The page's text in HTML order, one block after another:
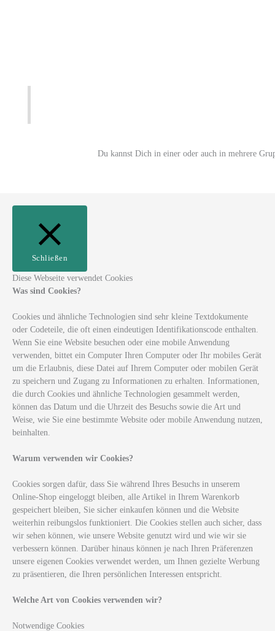
Du kannst Dich in einer oder auch in mehrere
Schließen
Diese Webseite verwendet Cookies
Was sind Cookies?
Cookies und ähnliche Technologien sind sehr kleine Textdokumente
oder Codeteile, die oft einen eindeutigen Identifikationscode enthalten.
Wenn Sie eine Website besuchen oder eine mobile Anwendung
verwenden, bittet ein Computer Ihren Computer oder Ihr mobiles Gerät
um die Erlaubnis, diese Datei auf Ihrem Computer oder mobilen Gerät
zu speichern und Zugang zu Informationen zu erhalten. Informationen,
die durch Cookies und ähnliche Technologien gesammelt werden,
können das Datum und die Uhrzeit des Besuchs sowie die Art und
Weise, wie Sie eine bestimmte Website oder mobile Anwendung nutzen,
beinhalten.
Warum verwenden wir Cookies?
Cookies sorgen dafür, dass Sie während Ihres Besuchs in unserem
Online-Shop eingeloggt bleiben, alle Artikel in Ihrem Warenkorb
gespeichert bleiben, Sie sicher einkaufen können und die Website
weiterhin reibungslos funktioniert. Die Cookies stellen auch sicher, dass
wir sehen können, wie unsere Website genutzt wird und wie wir sie
verbessern können. Darüber hinaus können je nach Ihren Präferenzen
unsere eigenen Cookies verwendet werden, um Ihnen gezielte Werbung
zu präsentieren, die Ihren persönlichen Interessen entspricht.
Welche Art von Cookies verwenden wir?
Notwendige Cookies